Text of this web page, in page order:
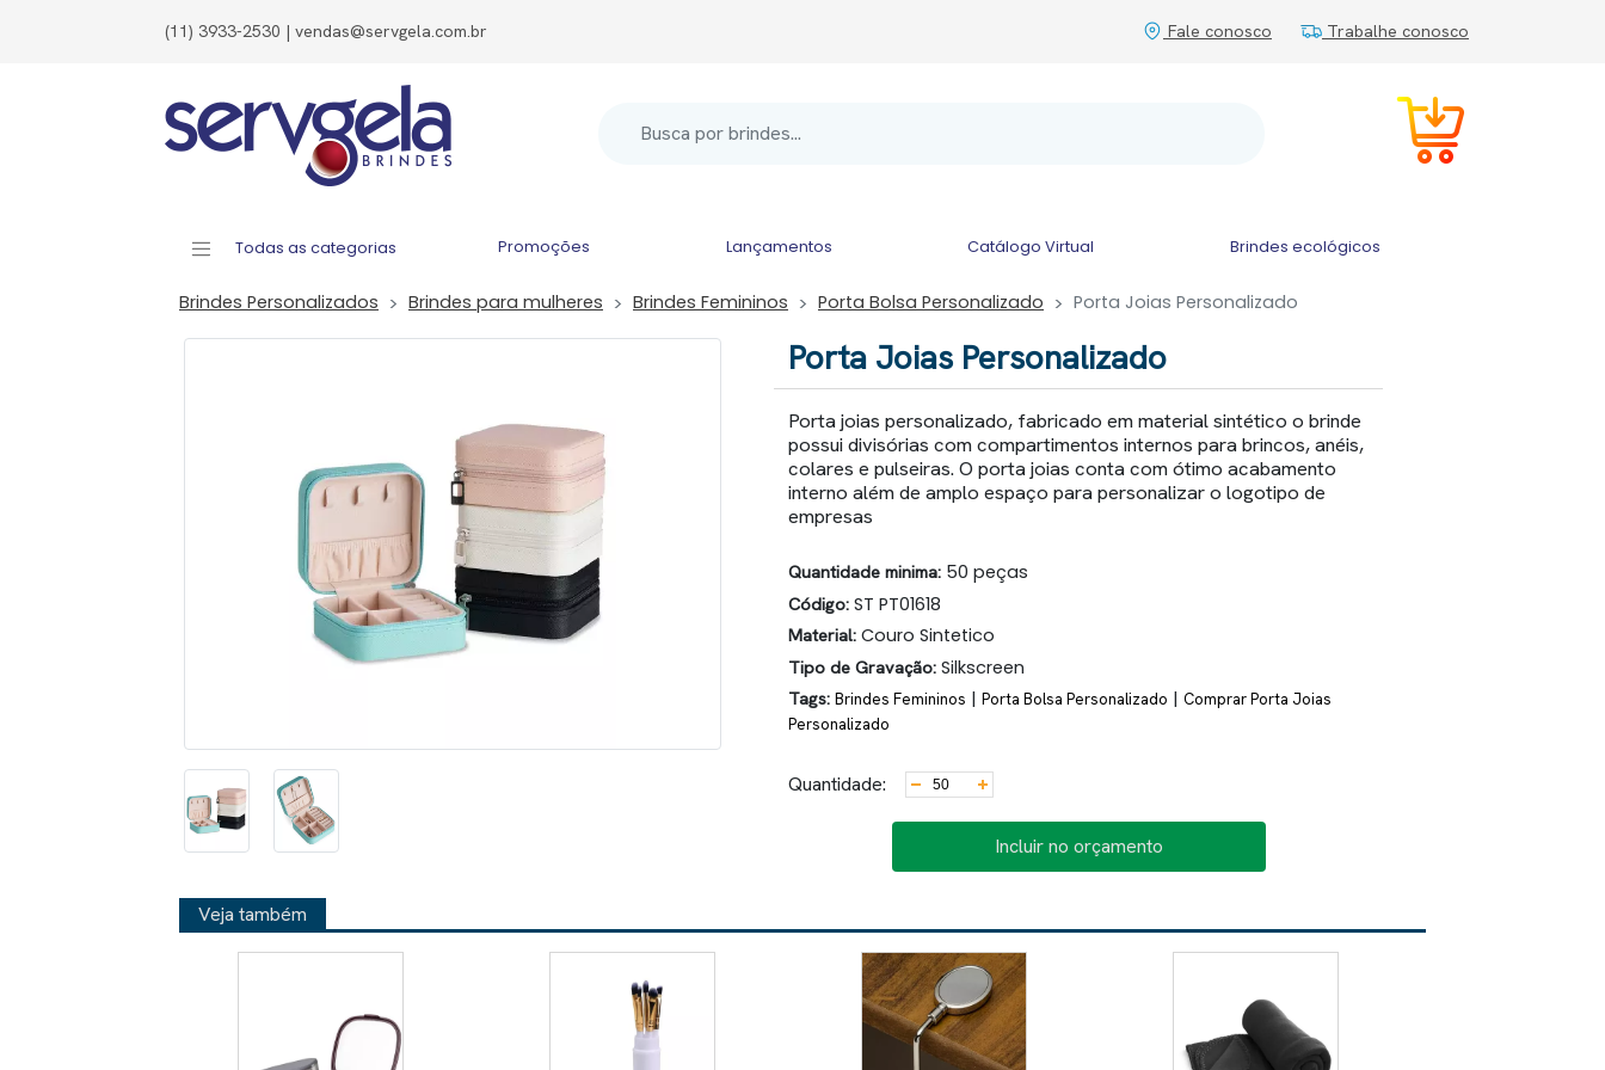
(11) 3933-2530 | vendas@servgela.com.br Fale conosco Trabalhe conosco
Todas as categorias Promoções Lançamentos Catálogo Virtual Brindes ecológicos
Brindes Personalizados Brindes para mulheres Brindes Femininos Porta Bolsa Personalizado Porta Joias Personalizado
Porta Joias Personalizado
Porta joias personalizado, fabricado em material sintético o brinde
possui divisórias com compartimentos internos para brincos, anéis,
colares e pulseiras. O porta joias conta com ótimo acabamento
interno além de amplo espaço para personalizar o logotipo de
empresas
Quantidade minima: 50 peças
Código: ST PT01618
Material: Couro Sintetico
Tipo de Gravação: Silkscreen
Tags: Brindes Femininos | Porta Bolsa Personalizado | Comprar Porta Joias
Personalizado
Quantidade:
Incluir no orçamento
Veja também